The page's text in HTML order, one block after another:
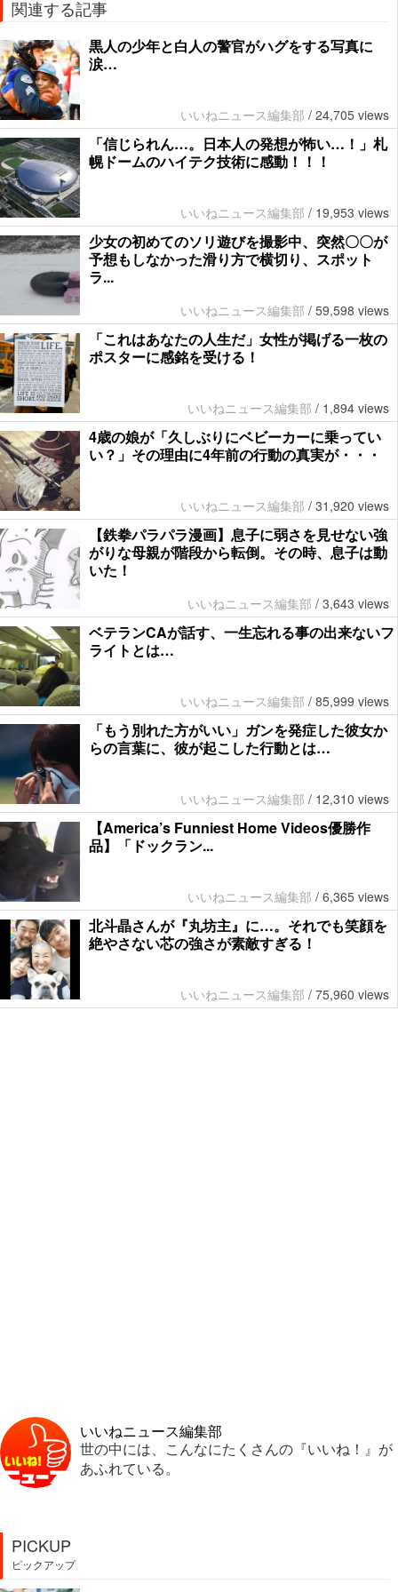
関連する記事
黒人の少年と白人の警官がハグをする写真に
涙…
いいねニュース編集部 / 24,705 views
「信じられん…。日本人の発想が怖い…！」札
幌ドームのハイテク技術に感動！！！
いいねニュース編集部 / 19,953 views
少女の初めてのソリ遊びを撮影中、突然〇〇が
予想もしなかった滑り方で横切り、スポット
ラ...
いいねニュース編集部 / 59,598 views
「これはあなたの人生だ」女性が掲げる一枚の
ポスターに感銘を受ける！
いいねニュース編集部 / 1,894 views
4歳の娘が「久しぶりにベビーカーに乗ってい
い？」その理由に4年前の行動の真実が・・・
いいねニュース編集部 / 31,920 views
【鉄拳パラパラ漫画】息子に弱さを見せない強
がりな母親が階段から転倒。その時、息子は動
いた！
いいねニュース編集部 / 3,643 views
ベテランCAが話す、一生忘れる事の出来ないフ
ライトとは…
いいねニュース編集部 / 85,999 views
「もう別れた方がいい」ガンを発症した彼女か
らの言葉に、彼が起こした行動とは…
いいねニュース編集部 / 12,310 views
【America’s Funniest Home Videos優勝作
品】「ドックラン...
いいねニュース編集部 / 6,365 views
北斗晶さんが『丸坊主』に…。それでも笑顔を
絶やさない芯の強さが素敵すぎる！
いいねニュース編集部 / 75,960 views
いいねニュース編集部
世の中には、こんなにたくさんの『いいね！』が
あふれている。
PICKUP
ピックアップ